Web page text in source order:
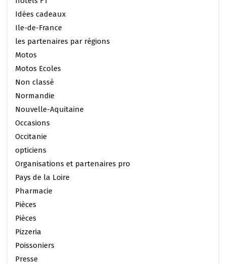
Idées cadeaux
Ile-de-France
les partenaires par régions
Motos
Motos Ecoles
Non classé
Normandie
Nouvelle-Aquitaine
Occasions
Occitanie
opticiens
Organisations et partenaires pro
Pays de la Loire
Pharmacie
Pièces
Pièces
Pizzeria
Poissoniers
Presse